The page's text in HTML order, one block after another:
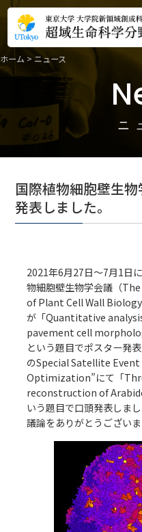
ホーム > ニュース
ニ
国際植物細胞壁生
発表しました。
2021年6月27日～7月1日
物細胞壁生物学会議（
of Plant Cell Wall Biology
が「Quantitative
pavement cell
という題目でポスター発
のSpecial Satellite
Optimization”にて「
reconstruction of
いう題目で口頭発表しま
議論をありがとうございま